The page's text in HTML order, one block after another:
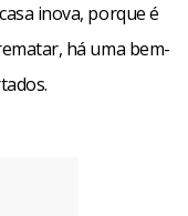
inova, porque é
há uma bem-